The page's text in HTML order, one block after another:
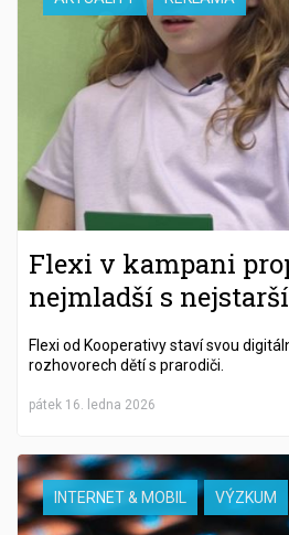
Flexi v kampani
nejmladší s
Flexi od Kooperativy staví svou
rozhovorech dětí s prarodiči.
pátek 16. ledna 2026
INTERNET & MOBIL VÝZKUM